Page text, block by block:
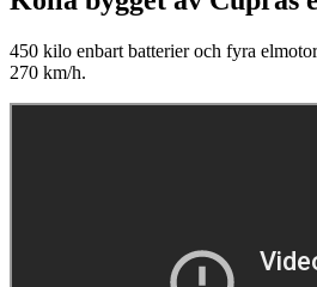
450 kilo enbart batterier och fyra
270 km/h.